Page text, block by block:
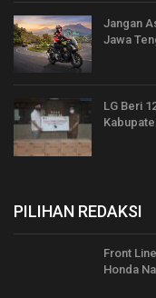
Jangan
Jawa
LG Beri
PILIHAN REDAKSI
Front
Honda